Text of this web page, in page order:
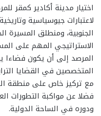
اختيار مدينة أكادير كمقر
لاعتبارات جيوسياسية
الجنوبية، ومنطلق المسيرة
الاستراتيجي المهم على
المرصد إلى أن يكون فضاءا
المتخصصين في القضايا
مع تركيز خاص على منطقة
فضلا عن مواكبة التطورات
ودوره في الساحة الدولية.